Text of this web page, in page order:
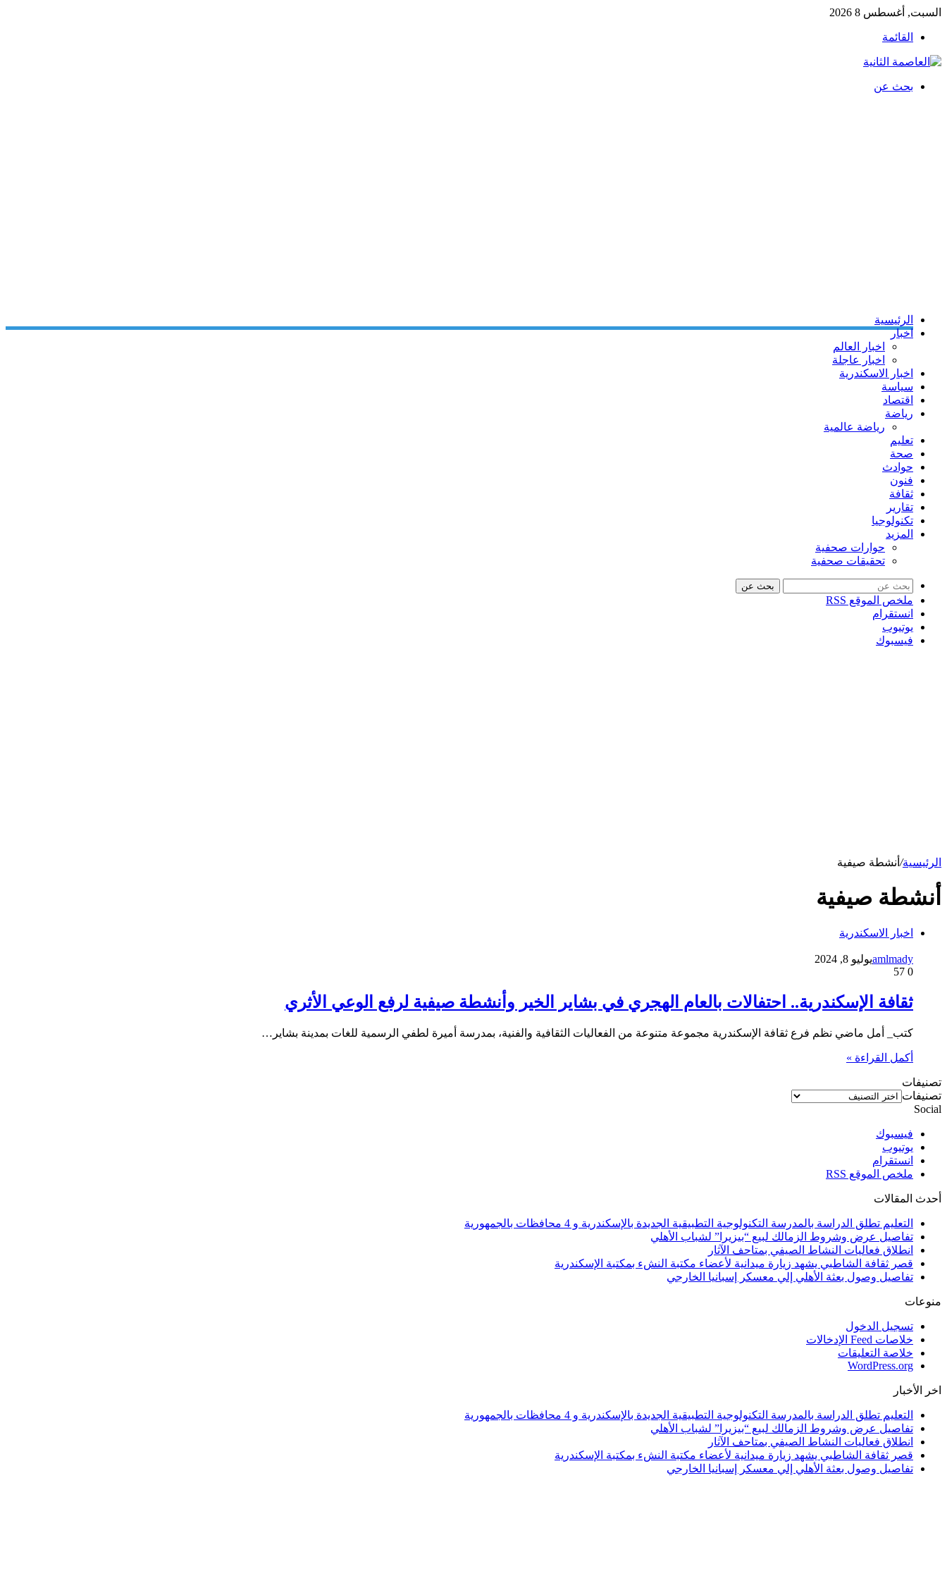
السبت, أغسطس 8 2026
القائمة
بحث عن
الرئيسية
اخبار
اخبار العالم
اخبار عاجلة
اخبار الاسكندرية
سياسة
اقتصاد
رياضة
رياضة عالمية
تعليم
صحة
حوادث
فنون
ثقافة
تقارير
تكنولوجيا
المزيد
حوارات صحفية
تحقيقات صحفية
بحث عن
ملخص الموقع RSS
انستقرام
يوتيوب
فيسبوك
الرئيسية/ أنشطة صيفية
أنشطة صيفية
اخبار الاسكندرية
amlmadyيوليو 8, 2024
0
ثقافة الإسكندرية.. احتفالات بالعام الهجري في بشاير الخير وأنشطة صيفية لرفع الوعي الأثري
كتب_ أمل ماضي نظم فرع ثقافة الإسكندرية مجموعة متنوعة من الفعاليات الثقافية والفنية، بمدرسة أميرة لطفي الرسمية للغات بمدينة بشاير…
أكمل القراءة »
تصنيفات
تصنيفات
Social
فيسبوك
يوتيوب
انستقرام
ملخص الموقع RSS
أحدث المقالات
التعليم تطلق الدراسة بالمدرسة التكنولوجية التطبيقية الجديدة بالإسكندرية و 4 محافظات بالجمهورية
تفاصيل عرض وشروط الزمالك لبيع “بيزيرا” لشباب الأهلي
انطلاق فعاليات النشاط الصيفي بمتاحف الآثار
قصر ثقافة الشاطبي يشهد زيارة ميدانية لأعضاء مكتبة النشء بمكتبة الإسكندرية
تفاصيل وصول بعثة الأهلي إلي معسكر إسبانيا الخارجي
منوعات
تسجيل الدخول
خلاصات Feed الإدخالات
خلاصة التعليقات
WordPress.org
اخر الأخبار
التعليم تطلق الدراسة بالمدرسة التكنولوجية التطبيقية الجديدة بالإسكندرية و 4 محافظات بالجمهورية
تفاصيل عرض وشروط الزمالك لبيع “بيزيرا” لشباب الأهلي
انطلاق فعاليات النشاط الصيفي بمتاحف الآثار
قصر ثقافة الشاطبي يشهد زيارة ميدانية لأعضاء مكتبة النشء بمكتبة الإسكندرية
تفاصيل وصول بعثة الأهلي إلي معسكر إسبانيا الخارجي